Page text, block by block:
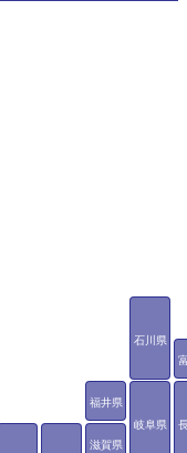
石川県
福井県
岐阜県
滋賀県